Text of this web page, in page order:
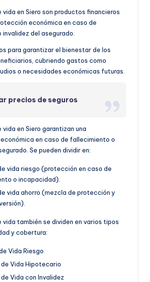
vida en Siero son productos financieros
económica en caso de
del asegurado.
para garantizar el bienestar de los
cubriendo gastos como
o necesidades económicas futuras.
precios de seguros
vida en Siero garantizan una
en caso de fallecimiento o
Se pueden dividir en:
vida riesgo (protección en caso de
o incapacidad).
vida ahorro (mezcla de protección y
vida también se dividen en varios tipos
y cobertura:
Vida Riesgo
de Vida Hipotecario
de Vida con Invalidez